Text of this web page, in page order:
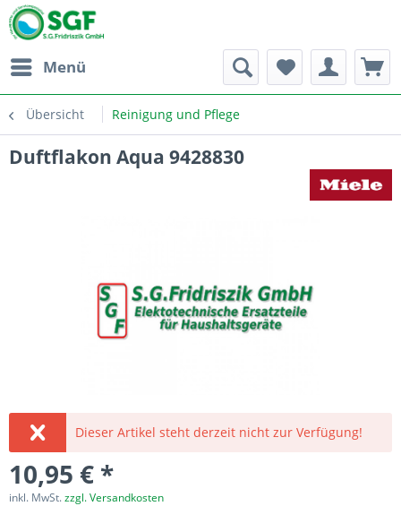
Menü
Übersicht Reinigung und Pflege
Duftflakon Aqua 9428830
Dieser Artikel steht derzeit nicht zur Verfügung!
10,95 € *
inkl. MwSt.zzgl. Versandkosten